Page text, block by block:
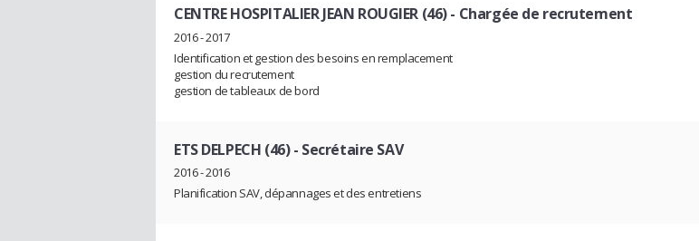
CENTRE HOSPITALIER JEAN ROUGIER (46)- Chargée de recrutement
2016 - 2017
Identification et gestion des besoins en remplacement
gestion du recrutement
gestion de tableaux de bord
ETS DELPECH (46)- Secrétaire SAV
2016 - 2016
Planification SAV, dépannages et des entretiens